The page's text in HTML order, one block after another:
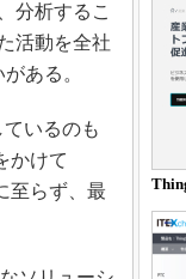
分析するこ
活動を全社
ある。
いるのも
かけて
至らず、最